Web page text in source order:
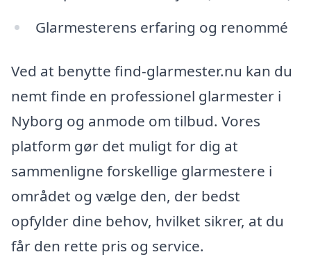
Glarmesterens erfaring og renommé
Ved at benytte find-glarmester.nu kan du
nemt finde en professionel glarmester i
Nyborg og anmode om tilbud. Vores
platform gør det muligt for dig at
sammenligne forskellige glarmestere i
området og vælge den, der bedst
opfylder dine behov, hvilket sikrer, at du
får den rette pris og service.